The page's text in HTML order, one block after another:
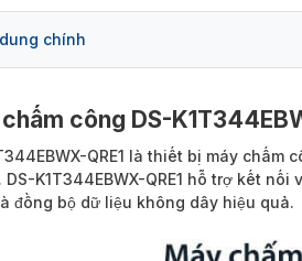
chính
công DS-
QRE1 là thiết bị máy chấm
DS-K1T344EBWX-QRE1 hỗ trợ kết
đồng bộ dữ liệu không dây hiệu quả.